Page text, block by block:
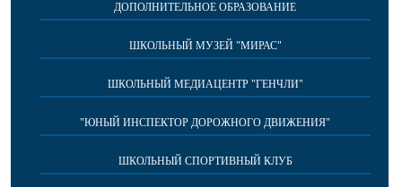
ДОПОЛНИТЕЛЬНОЕ ОБРАЗОВАНИЕ
ШКОЛЬНЫЙ МУЗЕЙ "МИРАС"
ШКОЛЬНЫЙ МЕДИАЦЕНТР "ГЕНЧЛИ"
"ЮНЫЙ ИНСПЕКТОР ДОРОЖНОГО ДВИЖЕНИЯ"
ШКОЛЬНЫЙ СПОРТИВНЫЙ КЛУБ